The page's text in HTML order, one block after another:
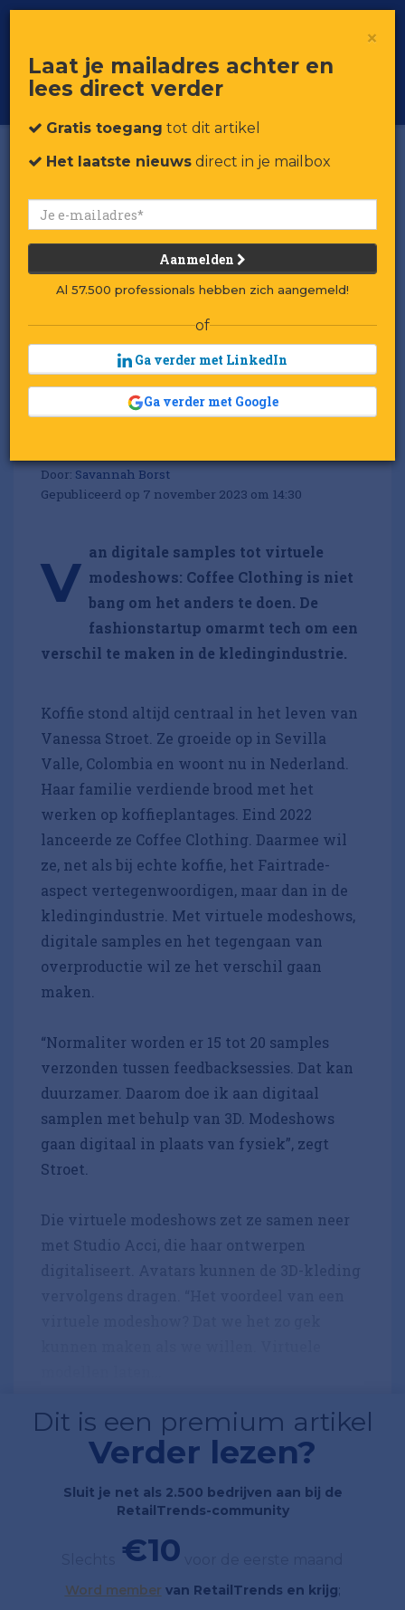
Voor professionals in retail & brands
Toggle
De virtuele runway van
Door: Savannah Borst
Gepubliceerd op 7 november 2023 om 14:30
V an digitale samples tot virtuele
modeshows: Coffee Clothing is niet
bang om het anders te doen. De
fashionstartup omarmt tech om een
verschil te maken in de kledingindustrie.
Koffie stond altijd centraal in het leven van
Vanessa Stroet. Ze groeide op in Sevilla
Valle, Colombia en woont nu in Nederland.
Haar familie verdiende brood met het
werken op koffieplantages. Eind 2022
lanceerde ze Coffee Clothing. Daarmee wil
ze, net als bij echte koffie, het Fairtrade-
aspect vertegenwoordigen, maar dan in de
kledingindustrie. Met virtuele modeshows,
digitale samples en het tegengaan van
overproductie wil ze het verschil gaan
maken.
“Normaliter worden er 15 tot 20 samples
verzonden tussen feedbacksessies. Dat kan
duurzamer. Daarom doe ik aan digitaal
samplen met behulp van 3D. Modeshows
gaan digitaal in plaats van fysiek”, zegt
Stroet.
Die virtuele modeshows zet ze samen neer
met Studio Acci, die haar ontwerpen
Dit is een premium artikel
Verder lezen?
Sluit je net als 2.500 bedrijven aan bij de
RetailTrends-community
€10
Word member van RetailTrends en krijg;
×
Laat je mailadres achter en
lees direct verder
Gratis toegang tot dit artikel
Het laatste nieuws direct in je mailbox
Aanmelden
Al 57.500 professionals hebben zich aangemeld!
of
Ga verder met LinkedIn
Ga verder met Google